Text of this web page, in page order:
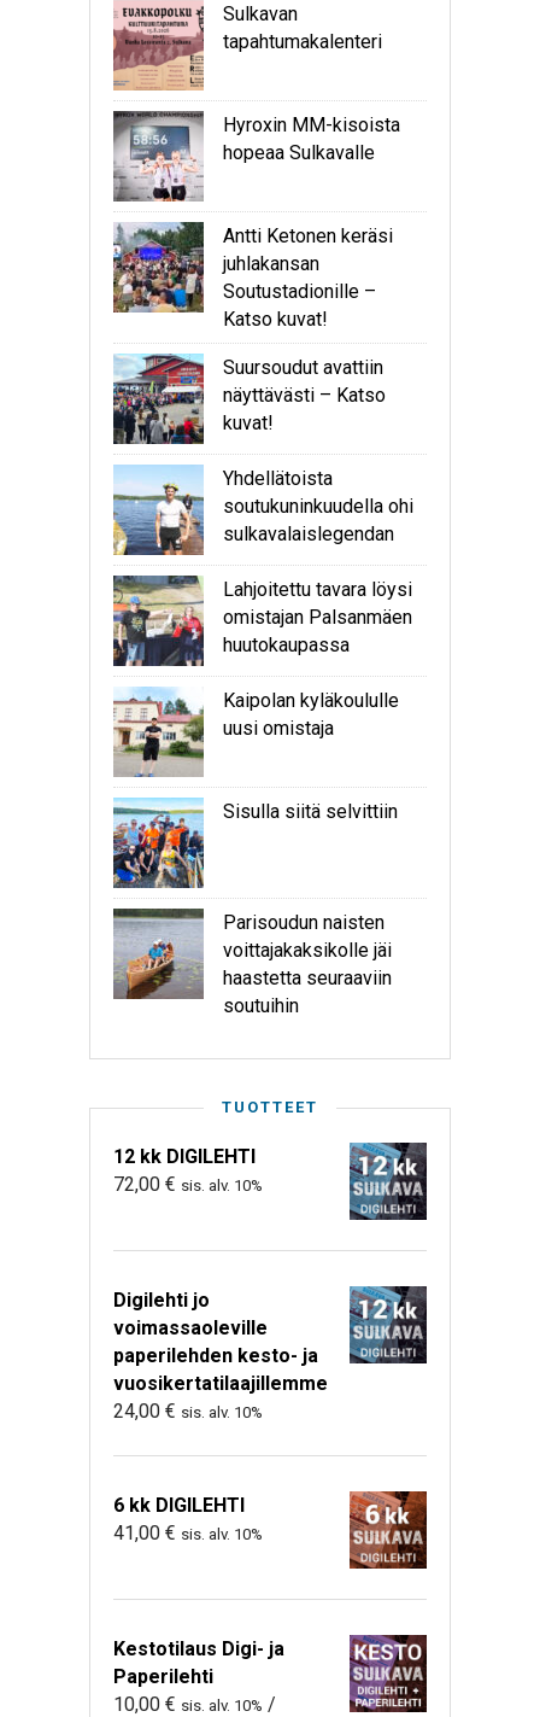
Sulkavan
tapahtumakalenteri
Hyroxin MM-kisoista
hopeaa Sulkavalle
Antti Ketonen keräsi
juhlakansan
Soutustadionille –
Katso kuvat!
Suursoudut avattiin
näyttävästi – Katso
kuvat!
Yhdellätoista
soutukuninkuudella ohi
sulkavalaislegendan
Lahjoitettu tavara löysi
omistajan Palsanmäen
huutokaupassa
Kaipolan kyläkoululle
uusi omistaja
Sisulla siitä selvittiin
Parisoudun naisten
voittajakaksikolle jäi
haastetta seuraaviin
soutuihin
TUOTTEET
12 kk DIGILEHTI
72,00 € sis. alv. 10%
Digilehti jo
voimassaoleville
paperilehden kesto- ja
vuosikertatilaajillemme
24,00 € sis. alv. 10%
6 kk DIGILEHTI
41,00 € sis. alv. 10%
Kestotilaus Digi- ja
Paperilehti
10,00 € sis. alv. 10% /